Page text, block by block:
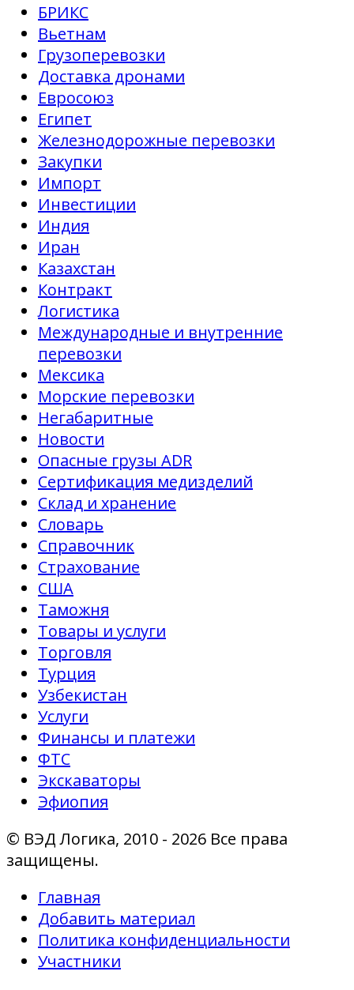
БРИКС
Вьетнам
Грузоперевозки
Доставка дронами
Евросоюз
Египет
Железнодорожные перевозки
Закупки
Импорт
Инвестиции
Индия
Иран
Казахстан
Контракт
Логистика
Международные и внутренние
перевозки
Мексика
Морские перевозки
Негабаритные
Новости
Опасные грузы ADR
Сертификация медизделий
Склад и хранение
Словарь
Справочник
Страхование
США
Таможня
Товары и услуги
Торговля
Турция
Узбекистан
Услуги
Финансы и платежи
ФТС
Экскаваторы
Эфиопия
© ВЭД Логика, 2010 - 2026 Все права
защищены.
Главная
Добавить материал
Политика конфиденциальности
Участники